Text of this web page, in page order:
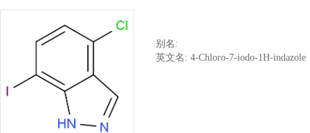
别名:
英文名: 4-Chloro-7-iodo-1H-indazole